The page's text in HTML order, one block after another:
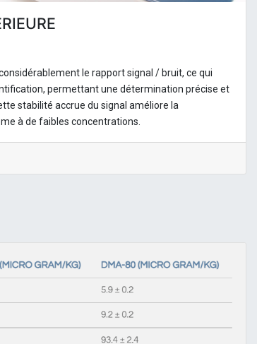
le rapport signal / bruit, ce qui
permettant une détermination précise et
stabilité accrue du signal améliore la
à de faibles concentrations.